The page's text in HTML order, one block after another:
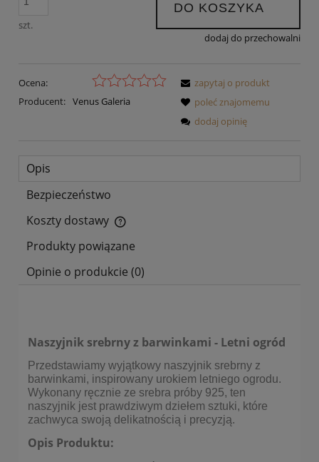
szt.
DO KOSZYKA
dodaj do przechowalni
Ocena:
Producent: Venus Galeria
zapytaj o produkt
poleć znajomemu
dodaj opinię
Opis
Bezpieczeństwo
Koszty dostawy
Cena nie zawiera ewentualnych kosztów płatności
Produkty powiązane
Opinie o produkcie (0)
Naszyjnik srebrny z barwinkami - Letni ogród
Przedstawiamy wyjątkowy naszyjnik srebrny z
barwinkami, inspirowany urokiem letniego ogrodu.
Wykonany ręcznie ze srebra próby 925, ten
naszyjnik jest prawdziwym dziełem sztuki, które
zachwyca swoją delikatnością i precyzją.
Opis Produktu: